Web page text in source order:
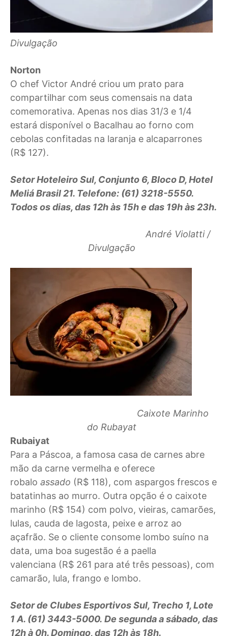
Divulgação
Norton
O chef Victor André criou um prato para
compartilhar com seus comensais na data
comemorativa. Apenas nos dias 31/3 e 1/4
estará disponível o Bacalhau ao forno com
cebolas confitadas na laranja e alcaparrones
(R$ 127).
Setor Hoteleiro Sul, Conjunto 6, Bloco D, Hotel
Meliá Brasil 21. Telefone: (61) 3218-5550.
Todos os dias, das 12h às 15h e das 19h às 23h.
André Violatti /
Divulgação
Caixote Marinho
do Rubayat
Rubaiyat
Para a Páscoa, a famosa casa de carnes abre
mão da carne vermelha e oferece
robalo assado (R$ 118), com aspargos frescos e
batatinhas ao murro. Outra opção é o caixote
marinho (R$ 154) com polvo, vieiras, camarões,
lulas, cauda de lagosta, peixe e arroz ao
açafrão. Se o cliente consome lombo suíno na
data, uma boa sugestão é a paella
valenciana (R$ 261 para até três pessoas), com
camarão, lula, frango e lombo.
Setor de Clubes Esportivos Sul, Trecho 1, Lote
1 A. (61) 3443-5000. De segunda a sábado, das
12h à 0h. Domingo, das 12h às 18h.